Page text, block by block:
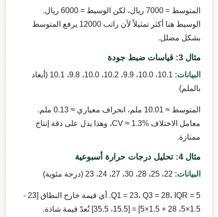
المتوسط = 7000 ريال، لكن الوسيط = 6000 ريال.
الوسيط هنا أكثر تمثيلاً لأن راتب 12000 يرفع المتوسط
بشكل مضلل.
مثال 3: قياسات ضبط جودة
البيانات:
10.1، 10.0، 9.9، 10.2، 10.0، 9.8، 10.1 (أبعاد
بالملم)
المتوسط ≈ 10.01 ملم، انحراف معياري ≈ 0.13 ملم.
معامل الاختلاف CV ≈ 1.3%، وهذا يدل على دقة إنتاج
ممتازة.
مثال 4: تحليل درجات حرارة أسبوعية
البيانات:
Q1 = 23، Q3 = 28، IQR = 5. أي قيمة خارج النطاق [23 -
1.5×5، 28 + 1.5×5] = [15.5، 35.5] تُعدّ قيمة شاذة.